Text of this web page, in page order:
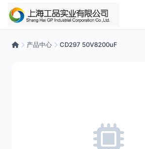
产品中心 CD297 50V8200uF